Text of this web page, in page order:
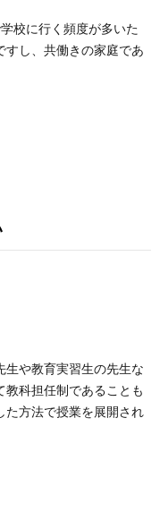
校に行く頻度が多いた
すし、共働きの家庭であ
生や教育実習生の先生な
科担任制であることも
た方法で授業を展開され